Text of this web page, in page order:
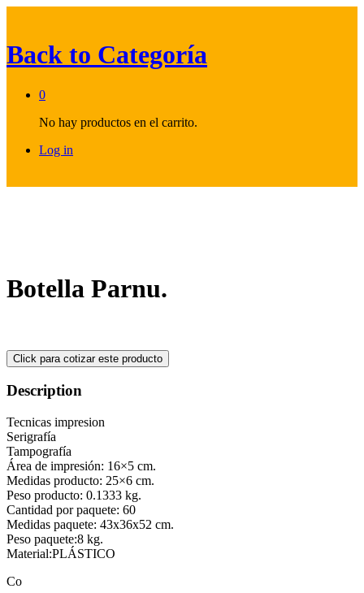
Back to Categoría
0
No hay productos en el carrito.
Log in
Botella Parnu.
Description
Tecnicas impresion
Serigrafía
Tampografía
Área de impresión: 16×5 cm.
Medidas producto: 25×6 cm.
Peso producto: 0.1333 kg.
Cantidad por paquete: 60
Medidas paquete: 43x36x52 cm.
Peso paquete:8 kg.
Material:PLÁSTICO
Co